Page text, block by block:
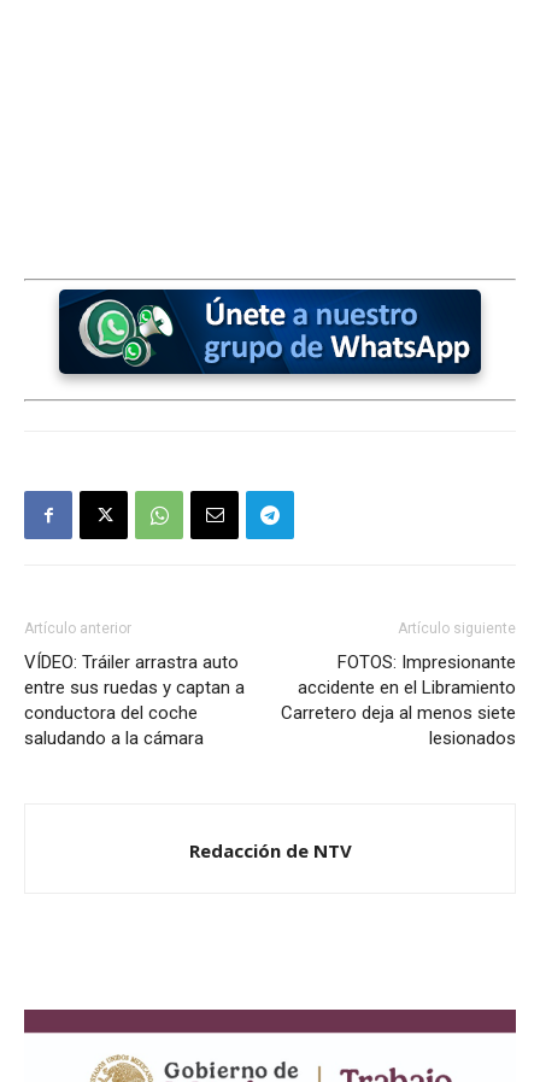
Artículo anterior
VÍDEO: Tráiler arrastra auto
entre sus ruedas y captan a
conductora del coche
saludando a la cámara
Artículo siguiente
FOTOS: Impresionante
accidente en el Libramiento
Carretero deja al menos siete
lesionados
Redacción de NTV